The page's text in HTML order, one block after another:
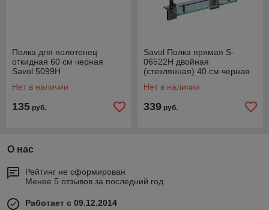
Полка для полотенец
откидная 60 см черная
Savol 5099H
Нет в наличии
135 руб.
Savol Полка прямая S-
06522H двойная
(стеклянная) 40 см черная
Нет в наличии
339 руб.
О нас
Рейтинг не сформирован
Менее 5 отзывов за последний год
Работает с 09.12.2014